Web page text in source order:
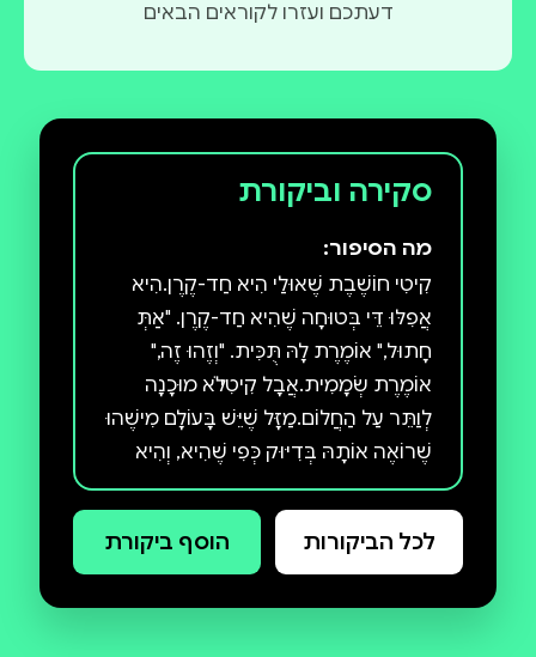
דעתכם ועזרו לקוראים הבאים
סקירה וביקורת
מה הסיפור:
קִיטִי חוֹשֶׁבֶת שֶׁאוּלַי הִיא חַד-קֶרֶן.הִיא
אֲפִלּוּ דֵּי בְּטוּחָה שֶׁהִיא חַד-קֶרֶן. "אַתְּ
חָתוּל," אוֹמֶרֶת לָהּ תֻּכִּית. "וְזֶהוּ זֶה,"
אוֹמֶרֶת שְׂמָמִית.אֲבָל קִיטִי לֹא מוּכָנָה
לְוַתֵּר עַל הַחֲלוֹם.מַזָּל שֶׁיֵּשׁ בָּעוֹלָם מִישֶׁהוּ
שֶׁרוֹאֶה אוֹתָהּ בְּדִיּוּק כְּפִי שֶׁהִיא, וְהִיא
רוֹאָה אוֹתוֹ. קִיטִי-קֶרֶן קְטַנְטַנְתּוּלָה,
רַב-מֶכֶר שֶׁל הַנְּיוּ יוֹרְק טַיְמְס, הוּא סֵפֶר
מַצְחִיק וּמְרַגֵּשׁ מֵאֵת הַצֶּוֶת הַמְּנַצֵּחַ שֵׁנוֹן
לכל הביקורות הוסף ביקורת